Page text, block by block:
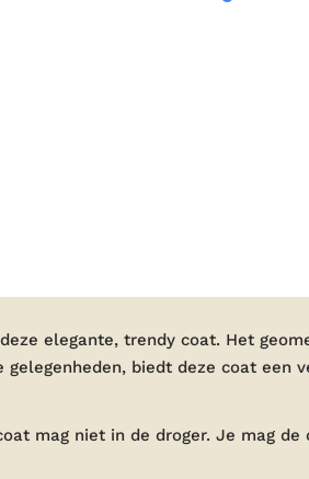
elegante, trendy coat. Het
biedt deze coat
mag niet in de droger. Je mag